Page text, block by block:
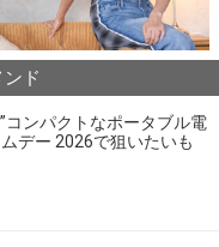
ド
コンパクトなポータブル電
デー 2026で狙いたいも